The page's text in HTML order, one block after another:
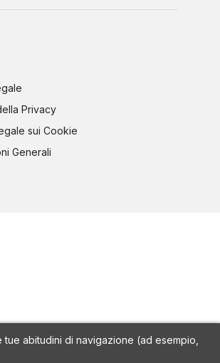
abitudini di navigazione (ad esempio,
Privacy
sui Cookie
Generali